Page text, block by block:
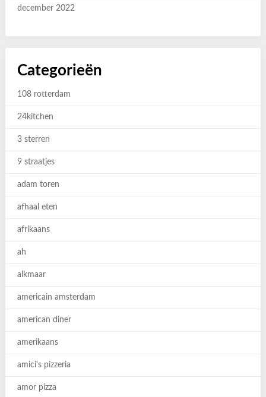
december 2022
Categorieën
108 rotterdam
24kitchen
3 sterren
9 straatjes
adam toren
afhaal eten
afrikaans
ah
alkmaar
americain amsterdam
american diner
amerikaans
amici's pizzeria
amor pizza